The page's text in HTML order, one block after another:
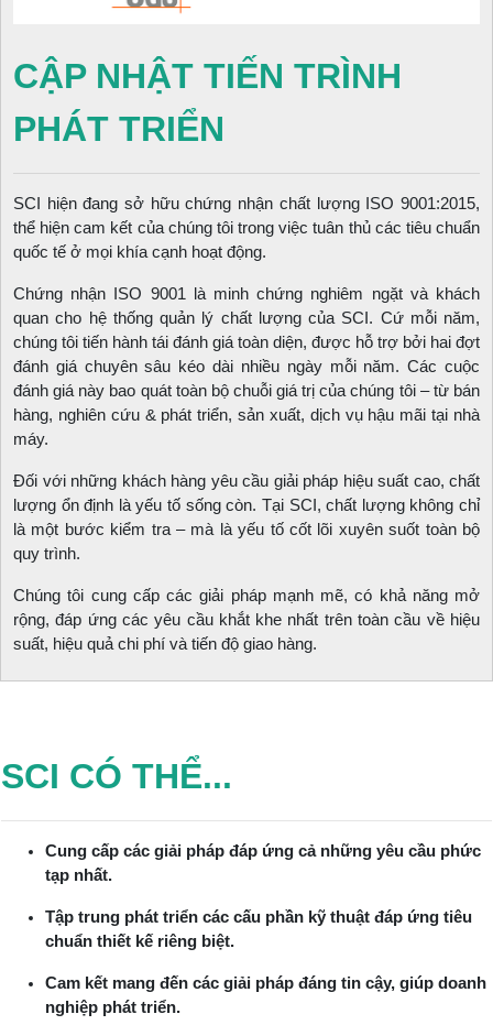
CẬP NHẬT TIẾN TRÌNH
PHÁT TRIỂN
SCI hiện đang sở hữu chứng nhận chất lượng ISO 9001:2015,
thể hiện cam kết của chúng tôi trong việc tuân thủ các tiêu chuẩn
quốc tế ở mọi khía cạnh hoạt động.
Chứng nhận ISO 9001 là minh chứng nghiêm ngặt và khách
quan cho hệ thống quản lý chất lượng của SCI. Cứ mỗi năm,
chúng tôi tiến hành tái đánh giá toàn diện, được hỗ trợ bởi hai đợt
đánh giá chuyên sâu kéo dài nhiều ngày mỗi năm. Các cuộc
đánh giá này bao quát toàn bộ chuỗi giá trị của chúng tôi – từ bán
hàng, nghiên cứu & phát triển, sản xuất, dịch vụ hậu mãi tại nhà
máy.
Đối với những khách hàng yêu cầu giải pháp hiệu suất cao, chất
lượng ổn định là yếu tố sống còn. Tại SCI, chất lượng không chỉ
là một bước kiểm tra – mà là yếu tố cốt lõi xuyên suốt toàn bộ
quy trình.
Chúng tôi cung cấp các giải pháp mạnh mẽ, có khả năng mở
rộng, đáp ứng các yêu cầu khắt khe nhất trên toàn cầu về hiệu
suất, hiệu quả chi phí và tiến độ giao hàng.
SCI CÓ THỂ...
Cung cấp các giải pháp đáp ứng cả những yêu cầu phức
tạp nhất.
Tập trung phát triển các cấu phần kỹ thuật đáp ứng tiêu
chuẩn thiết kế riêng biệt.
Cam kết mang đến các giải pháp đáng tin cậy, giúp doanh
nghiệp phát triển.